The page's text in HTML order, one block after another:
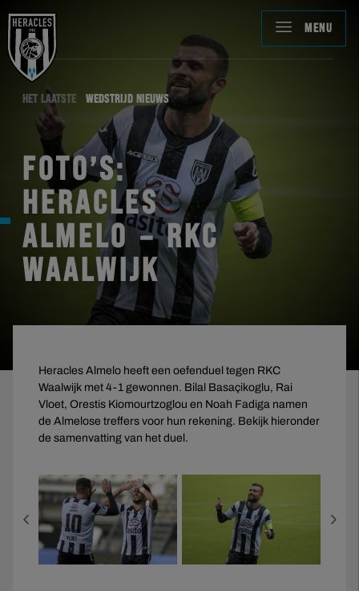
MENU
HET LAATSTE WEDSTRIJD NIEUWS
FOTO’S:
HERACLES
ALMELO – RKC
WAALWIJK
Heracles Almelo heeft een oefenduel tegen RKC
Waalwijk met 4-1 gewonnen. Bilal Basaçikoglu, Rai
Vloet, Orestis Kiomourtzoglou en Noah Fadiga namen
de Almelose treffers voor hun rekening. Bekijk hieronder
de samenvatting van het duel.